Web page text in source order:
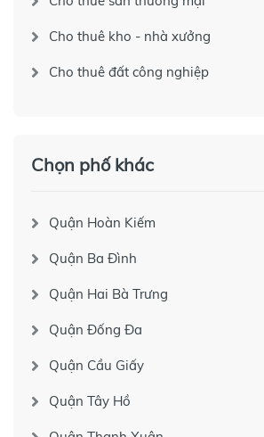
Cho thuê kho - nhà xưởng
Cho thuê đất công nghiệp
Chọn phố khác
Quận Hoàn Kiếm
Quận Ba Đình
Quận Hai Bà Trưng
Quận Đống Đa
Quận Cầu Giấy
Quận Tây Hồ